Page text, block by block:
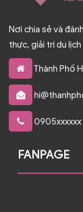
Nơi chia sẻ và
thực, giải trí du
Thành Phố
0905xxxxxx
FANPAGE